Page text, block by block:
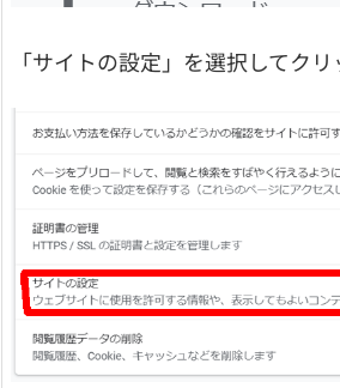
「サイトの設定」を選択してクリ